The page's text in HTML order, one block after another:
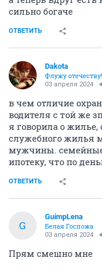
сильно богаче
ОТВЕТИТЬ
Dаkota
Флужу отечеству!
03 апреля 2024
в чем отличие
водителя с той же
я говорила о жилье,
служебного жилья
мужчины.
ипотеку, что по
ОТВЕТИТЬ
G
GuimpLena
Белая Госпожа
03 апреля 2024
Прям смешно мне